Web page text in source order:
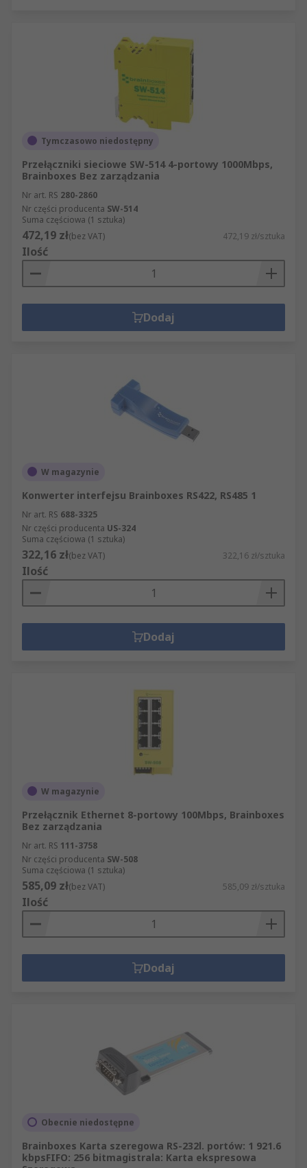
Tymczasowo niedostępny
Przełączniki sieciowe SW-514 4-portowy 1000Mbps,
Brainboxes Bez zarządzania
Nr art. RS 280-2860
Nr części producenta SW-514
Suma częściowa (1 sztuka)
472,19 zł(bez VAT) 472,19 zł/sztuka
Ilość
Dodaj
W magazynie
Konwerter interfejsu Brainboxes RS422, RS485 1
Nr art. RS 688-3325
Nr części producenta US-324
Suma częściowa (1 sztuka)
322,16 zł(bez VAT) 322,16 zł/sztuka
Ilość
Dodaj
W magazynie
Przełącznik Ethernet 8-portowy 100Mbps, Brainboxes
Bez zarządzania
Nr art. RS 111-3758
Nr części producenta SW-508
Suma częściowa (1 sztuka)
585,09 zł(bez VAT) 585,09 zł/sztuka
Ilość
Dodaj
Obecnie niedostępne
Brainboxes Karta szeregowa RS-232l. portów: 1 921.6
kbpsFIFO: 256 bitmagistrala: Karta ekspresowa